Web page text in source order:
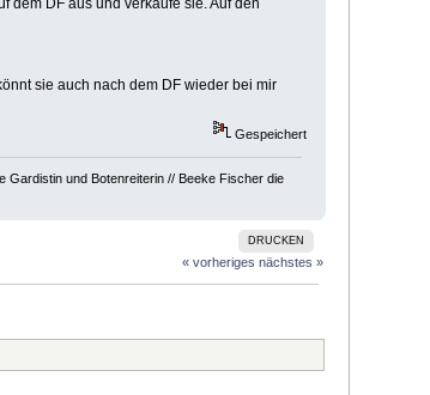
dem DF aus und verkaufe sie. Auf den
sie auch nach dem DF wieder bei mir
Gespeichert
Gardistin und Botenreiterin // Beeke Fischer die
DRUCKEN
« vorheriges nächstes »